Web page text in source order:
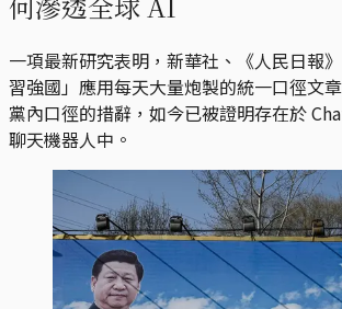
一項最新研究表明，新華社、《人民日報
習強國」應用每天大量炮製的統一口徑文
黨內口徑的措辭，如今已被證明存在於
聊天機器人中。